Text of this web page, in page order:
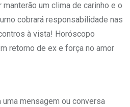
um clima de carinho e o
cobrará responsabilidade nas
à vista! Horóscopo
retorno de ex e força no amor
mensagem ou conversa